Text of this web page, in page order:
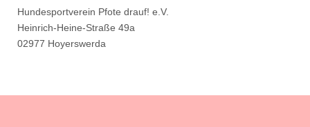
Hundesportverein Pfote drauf! e.V.
Heinrich-Heine-Straße 49a
02977 Hoyerswerda